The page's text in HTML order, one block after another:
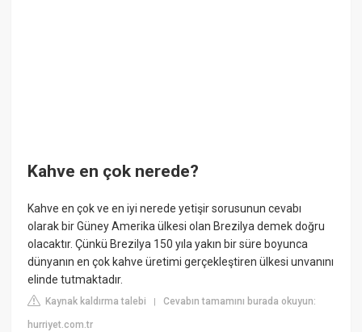
Kahve en çok nerede?
Kahve en çok ve en iyi nerede yetişir sorusunun cevabı
olarak bir Güney Amerika ülkesi olan Brezilya demek doğru
olacaktır. Çünkü Brezilya 150 yıla yakın bir süre boyunca
dünyanın en çok kahve üretimi gerçekleştiren ülkesi unvanını
elinde tutmaktadır.
Kaynak kaldırma talebi |Cevabın tamamını burada okuyun:
hurriyet.com.tr